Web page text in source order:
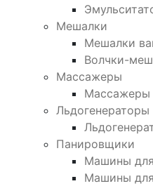
Мешалки
Мешалки
Волчки-
Массажеры
Массажеры
Льдогенераторы
Панировщики
Машины
Машины